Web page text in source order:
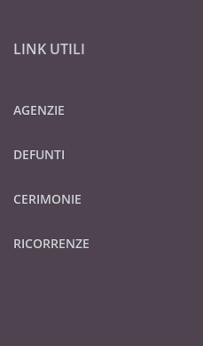
LINK UTILI
AGENZIE
DEFUNTI
CERIMONIE
RICORRENZE